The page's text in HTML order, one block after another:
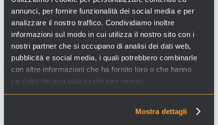
annunci, per fornire funzionalità dei social media e per
analizzare il nostro traffico. Condividiamo inoltre
informazioni sul modo in cui utilizza il nostro sito con i
nostri partner che si occupano di analisi dei dati web,
pubblicità e social media, i quali potrebbero combinarle
con altre informazioni che ha fornito loro o che hanno
raccolto dal suo utilizzo dei loro servizi.
Mostra dettagli